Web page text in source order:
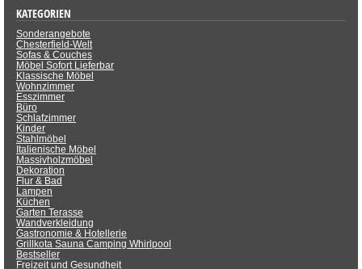
KATEGORIEN
Sonderangebote
Chesterfield-Welt
Sofas & Couches
Möbel Sofort Lieferbar
Klassische Möbel
Wohnzimmer
Esszimmer
Büro
Schlafzimmer
Kinder
Stahlmöbel
Italienische Möbel
Massivholzmöbel
Dekoration
Flur & Bad
Lampen
Küchen
Garten Terasse
Wandverkleidung
Gastronomie & Hotellerie
Grillkota Sauna Camping Whirlpool
Bestseller
Freizeit und Gesundheit